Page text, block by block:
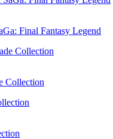
Final Fantasy Legend
Collection